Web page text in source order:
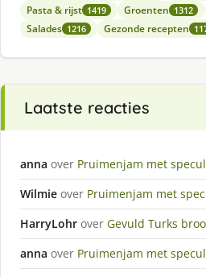
Pasta & rijst 1419 Groenten 1312
Salades 1216 Gezonde recepten
Laatste reacties
anna over Pruimenjam met
Wilmie over Pruimenjam met
HarryLohr over Gevuld Turks
anna over Pruimenjam met